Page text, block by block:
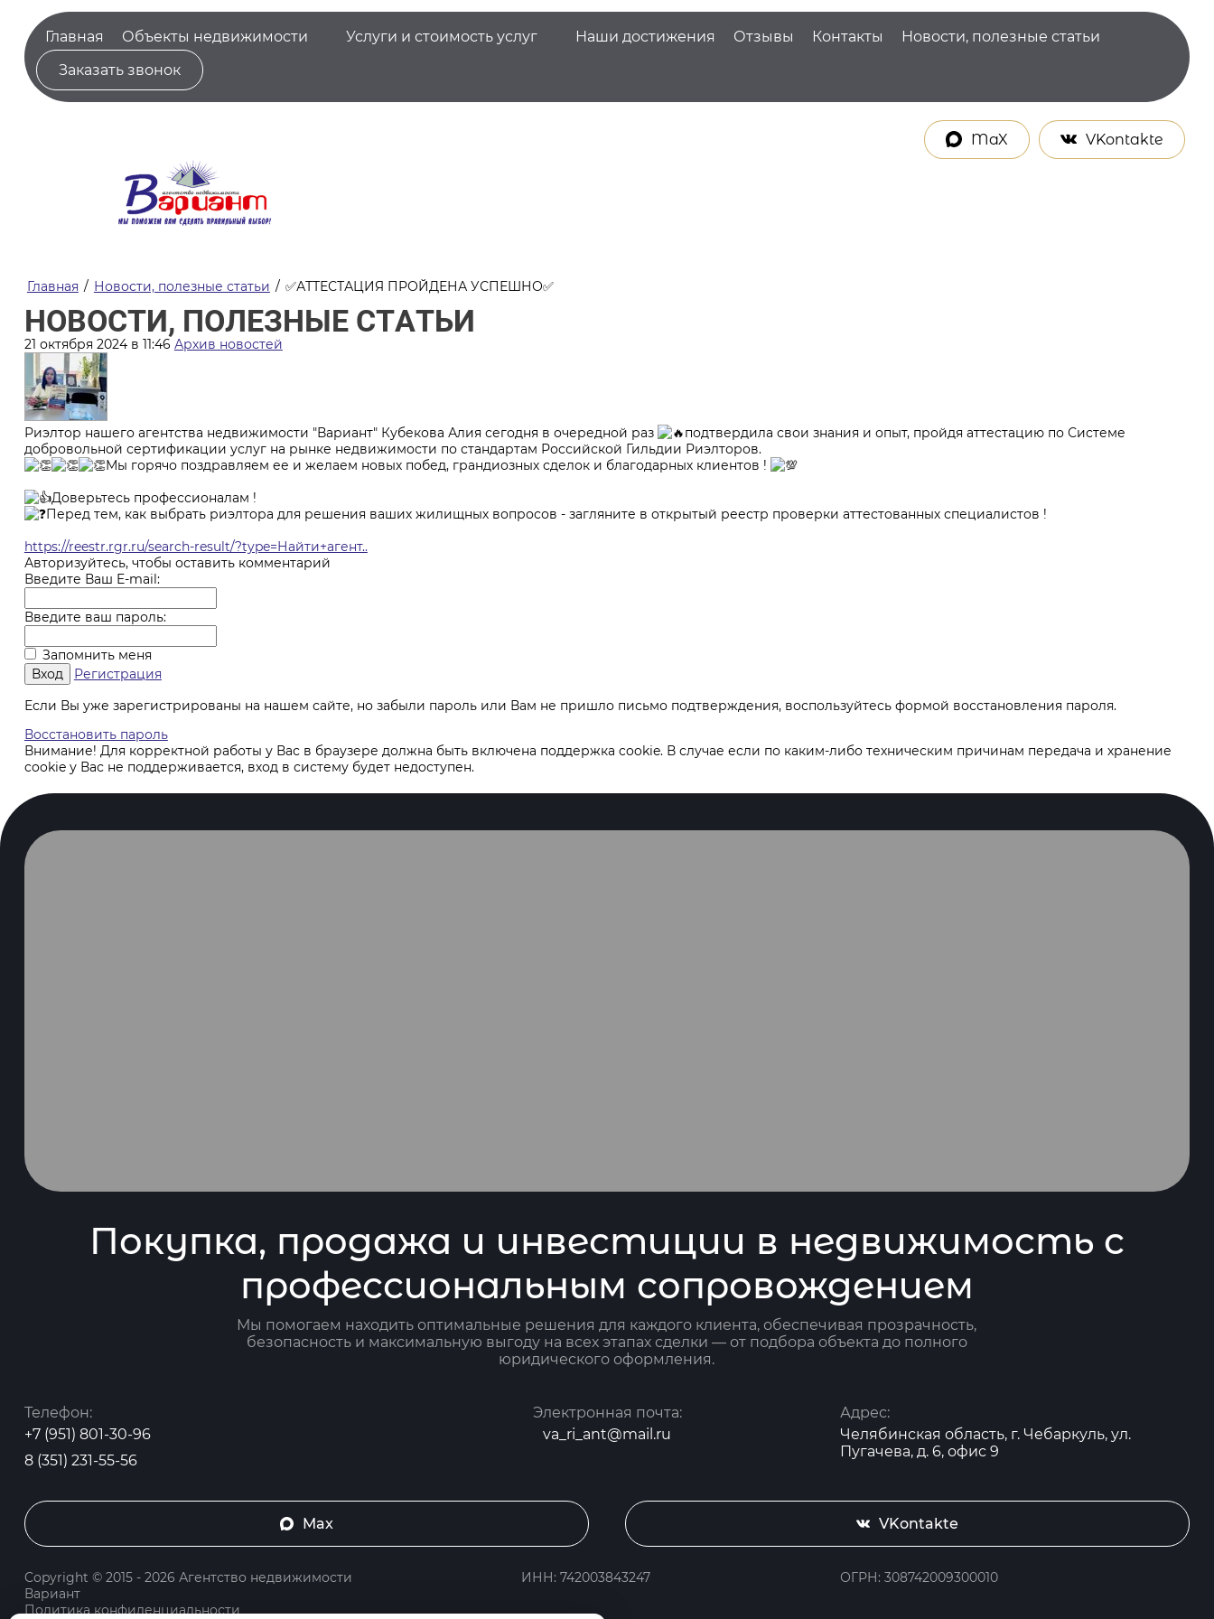
Главная Объекты недвижимости Услуги и стоимость услуг Наши достижения Отзывы Контакты
Новости, полезные статьи
Заказать звонок
MaX VKontakte
Главная / Новости, полезные статьи / ✅АТТЕСТАЦИЯ ПРОЙДЕНА УСПЕШНО✅
НОВОСТИ, ПОЛЕЗНЫЕ СТАТЬИ
21 октября 2024 в 11:46 Архив новостей
Риэлтор нашего агентства недвижимости "Вариант" Кубекова Алия сегодня в очередной раз
подтвердила свои знания и опыт, пройдя аттестацию по Системе
добровольной сертификации услуг на рынке недвижимости по стандартам Российской Гильдии Риэлторов.
Мы горячо поздравляем ее и желаем новых побед, грандиозных сделок и благодарных клиентов !
Доверьтесь профессионалам !
Перед тем, как выбрать риэлтора для решения ваших жилищных вопросов - загляните в открытый реестр проверки аттестованных специалистов !
https://reestr.rgr.ru/search-result/?type=Найти+агент..
Авторизуйтесь, чтобы оставить комментарий
Введите Ваш E-mail:
Введите ваш пароль:
Запомнить меня
Регистрация
Если Вы уже зарегистрированы на нашем сайте, но забыли пароль или Вам не пришло письмо подтверждения, воспользуйтесь формой восстановления пароля.
Восстановить пароль
Внимание! Для корректной работы у Вас в браузере должна быть включена поддержка cookie. В случае если по каким-либо техническим причинам передача и хранение
cookie у Вас не поддерживается, вход в систему будет недоступен.
Покупка, продажа и инвестиции в недвижимость с
профессиональным сопровождением
Мы помогаем находить оптимальные решения для каждого клиента, обеспечивая прозрачность,
безопасность и максимальную выгоду на всех этапах сделки — от подбора объекта до полного
юридического оформления.
Copyright © 2015 - 2026 Агентство недвижимости
Вариант
Политика конфиденциальности
ИНН: 742003843247 ОГРН: 308742009300010
Max VKontakte
Телефон:
+7 (951) 801-30-96
8 (351) 231-55-56
Электронная почта:
va_ri_ant@mail.ru
Адрес:
Челябинская область, г. Чебаркуль, ул.
Пугачева, д. 6, офис 9